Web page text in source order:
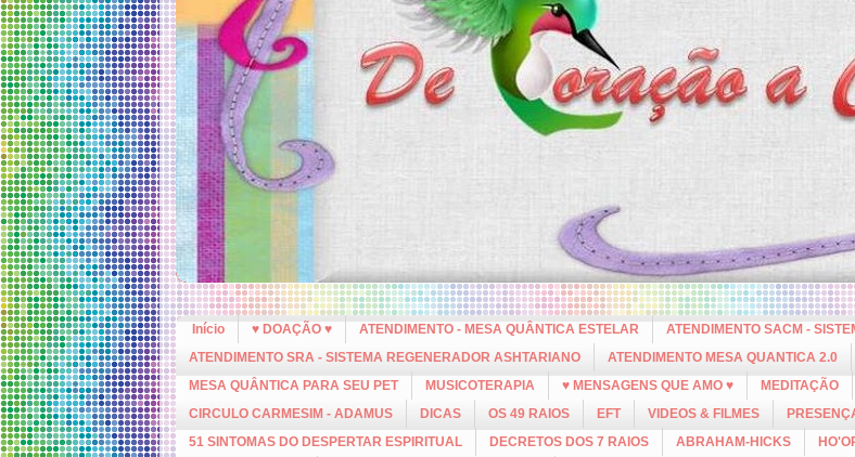
Início ♥ DOAÇÃO ♥ ATENDIMENTO - MESA QUÂNTICA ESTELAR
ATENDIMENTO SACM -
ATENDIMENTO SRA - SISTEMA REGENERADOR ASHTARIANO
ATENDIMENTO MESA QUANTICA 2.0
MESA QUÂNTICA PARA SEU PET
MUSICOTERAPIA ♥ MENSAGENS QUE AMO ♥ MEDITAÇÃO
CIRCULO CARMESIM - ADAMUS
DICAS OS 49 RAIOS EFT VIDEOS & FILMES
51 SINTOMAS DO DESPERTAR ESPIRITUAL
DECRETOS DOS 7 RAIOS ABRAHAM-HICKS